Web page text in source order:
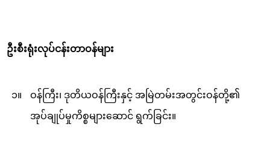
ဦးစီးရုံးလုပ်ငန်းတာဝန်များ
၁။ ဝန်ကြီး၊ ဒုတိယဝန်ကြီးနှင့် အမြဲတမ်းအတွင်းဝန်တို့၏
အုပ်ချုပ်မှုကိစ္စများဆောင် ရွက်ခြင်း။